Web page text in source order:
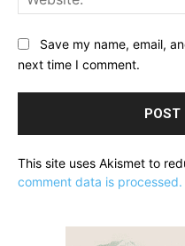
Save my name, email,
next time I comment.
This site uses Akismet to
comment data is processed.